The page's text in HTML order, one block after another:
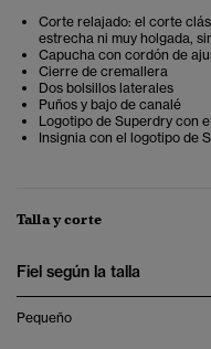
Corte relajado: el corte
estrecha ni muy holgada,
Capucha con cordón de
Cierre de cremallera
Dos bolsillos laterales
Puños y bajo de canalé
Logotipo de Superdry con
Insignia con el logotipo de
Talla y corte
Fiel según la talla
Pequeño